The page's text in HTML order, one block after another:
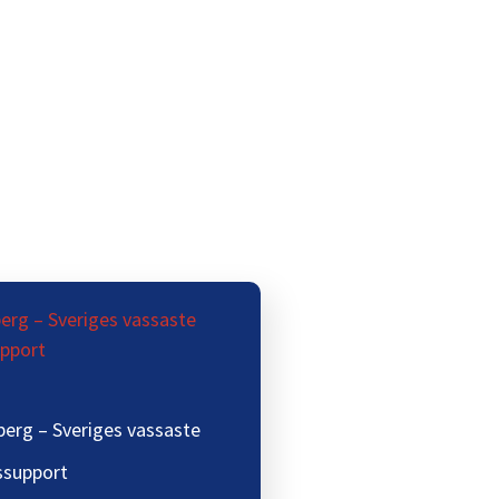
– Sveriges vassaste